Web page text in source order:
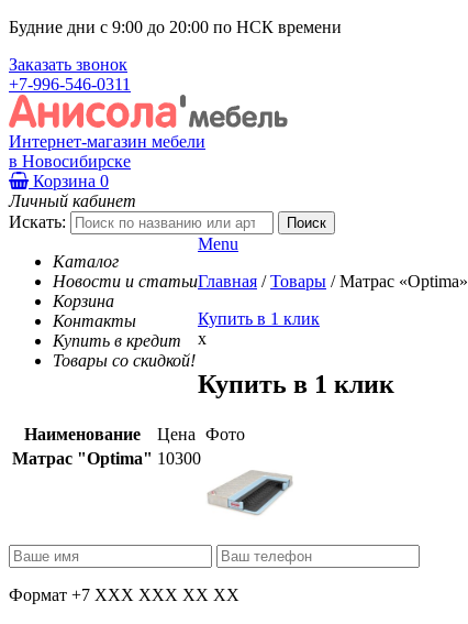
Будние дни с 9:00 до 20:00 по НСК времени
Заказать звонок
+7-996-546-0311
Интернет-магазин мебели
в Новосибирске
Корзина 0
Личный кабинет
Искать:
Каталог
Новости и статьи
Корзина
Контакты
Купить в кредит
Товары со скидкой!
Menu
Главная / Товары / Матрас «Optima»
Купить в 1 клик
x
Купить в 1 клик
Наименование Цена Фото
Матрас "Optima" 10300
Формат +7 XXX XXX XX XX